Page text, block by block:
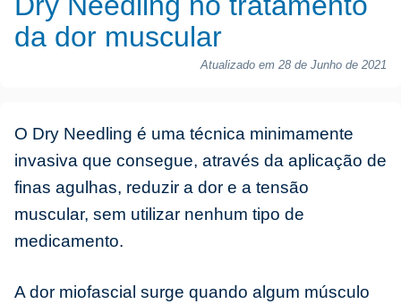
da dor muscular
Atualizado em 28 de Junho de 2021
O Dry Needling é uma técnica minimamente
invasiva que consegue, através da aplicação de
finas agulhas, reduzir a dor e a tensão
muscular, sem utilizar nenhum tipo de
medicamento.
A dor miofascial surge quando algum músculo